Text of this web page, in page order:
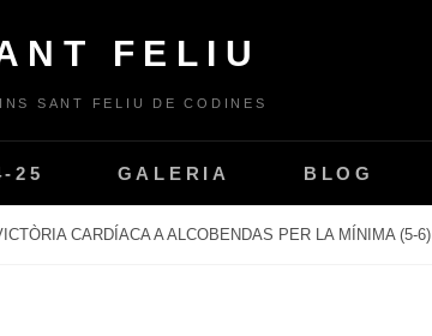
FELIU
SANT FELIU DE CODINES
25 GALERIA BLOG
CARDÍACA A ALCOBENDAS PER LA MÍNIMA (5-6)